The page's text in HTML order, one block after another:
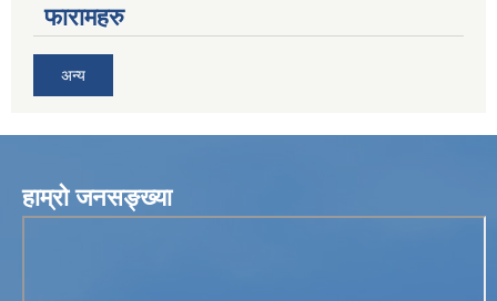
फारामहरु
अन्य
हाम्रो जनसङ्ख्या